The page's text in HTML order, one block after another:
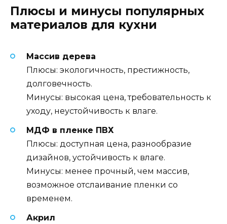
Плюсы и минусы популярных
материалов для кухни
Массив дерева
Плюсы: экологичность, престижность,
долговечность.
Минусы: высокая цена, требовательность к
уходу, неустойчивость к влаге.
МДФ в пленке ПВХ
Плюсы: доступная цена, разнообразие
дизайнов, устойчивость к влаге.
Минусы: менее прочный, чем массив,
возможное отслаивание пленки со
временем.
Акрил